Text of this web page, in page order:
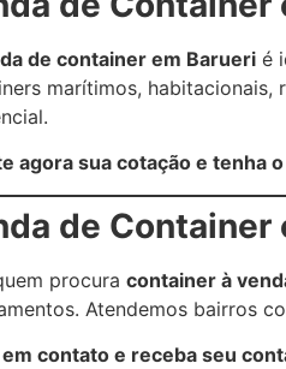
de container em Barueri é
marítimos,
agora sua cotação e tenha
de
procura container à
Atendemos bairros
contato e receba seu